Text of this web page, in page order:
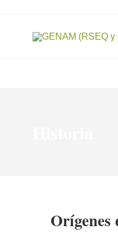
contenido